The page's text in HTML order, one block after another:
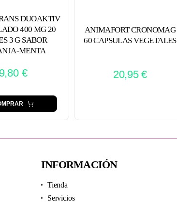
DUOAKTIV
400 MG 20
3 G SABOR
MENTA
9,80 €
ANIMAFORT CRONOMAG
60 CAPSULAS VEGETALES
20,95€
INFORMACIÓN
Tienda
Servicios